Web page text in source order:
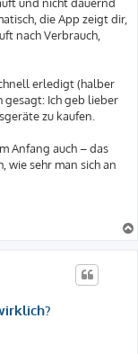
die App zeigt dir,
nach Verbrauch,
erledigt (halber
gesagt: Ich geb lieber
zu kaufen.
Anfang auch – das
wie sehr man sich an